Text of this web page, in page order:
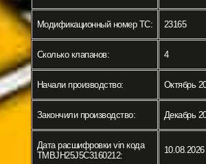
Модификационный номер ТС: 23165
Сколько клапанов: 4
Начали производство: Октябрь
Закончили производство: Декабрь
Дата расшифровки vin кода
TMBJH25J5C3160212: